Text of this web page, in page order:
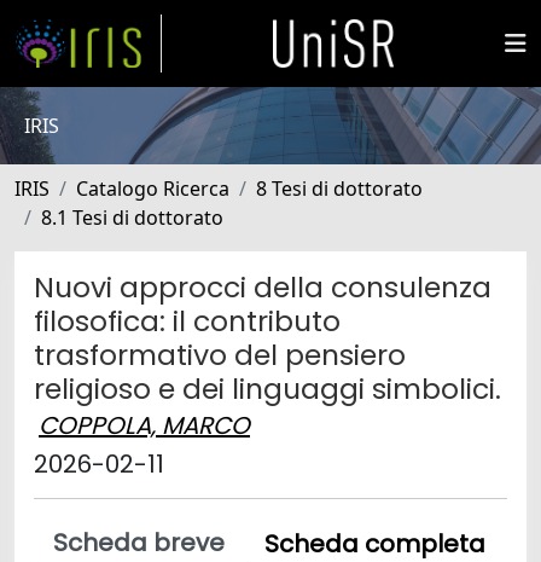
IRIS
IRIS Catalogo Ricerca
8 Tesi di dottorato
8.1 Tesi di dottorato
Nuovi approcci della consulenza
filosofica: il contributo
trasformativo del pensiero
religioso e dei linguaggi simbolici.
COPPOLA, MARCO
2026-02-11
Scheda breve
Scheda completa